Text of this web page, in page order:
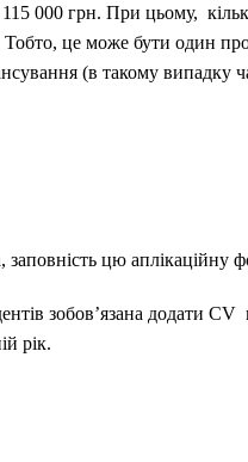
000 грн. При цьому,
це може бути один
(в такому випадку
заповність цю аплікаційну
зобовʼязана додати
рік.